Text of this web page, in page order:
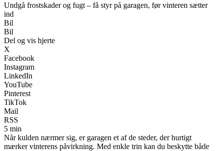
Undgå frostskader og fugt – få styr på garagen, før vinteren sætter
ind
Bil
Bil
Del og vis hjerte
X
Facebook
Instagram
LinkedIn
YouTube
Pinterest
TikTok
Mail
RSS
5 min
Når kulden nærmer sig, er garagen et af de steder, der hurtigt
mærker vinterens påvirkning. Med enkle trin kan du beskytte både